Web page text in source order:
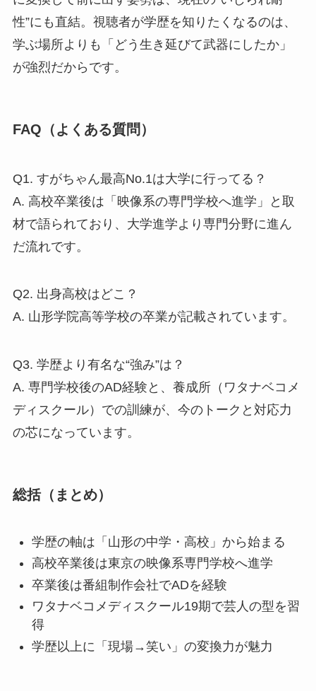
性”にも直結。視聴者が学歴を知りたくなるのは、
学ぶ場所よりも「どう生き延びて武器にしたか」
が強烈だからです。
FAQ（よくある質問）
Q1. すがちゃん最高No.1は大学に行ってる？
A. 高校卒業後は「映像系の専門学校へ進学」と取
材で語られており、大学進学より専門分野に進ん
だ流れです。
Q2. 出身高校はどこ？
A. 山形学院高等学校の卒業が記載されています。
Q3. 学歴より有名な“強み”は？
A. 専門学校後のAD経験と、養成所（ワタナベコメ
ディスクール）での訓練が、今のトークと対応力
の芯になっています。
総括（まとめ）
学歴の軸は「山形の中学・高校」から始まる
高校卒業後は東京の映像系専門学校へ進学
卒業後は番組制作会社でADを経験
ワタナベコメディスクール19期で芸人の型を習
得
学歴以上に「現場→笑い」の変換力が魅力